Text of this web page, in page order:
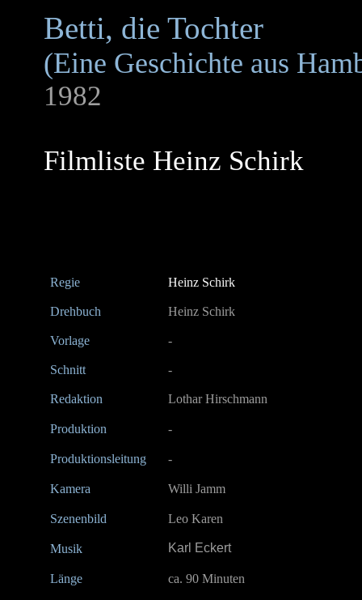
Betti, die Tochter
(Eine Geschichte aus
1982
Filmliste Heinz Schirk
Regie Heinz Schirk
Drehbuch Heinz Schirk
Vorlage -
Schnitt -
Redaktion Lothar Hirschmann
Produktion -
Produktionsleitung -
Kamera Willi Jamm
Szenenbild Leo Karen
Musik Karl Eckert
Länge ca. 90 Minuten